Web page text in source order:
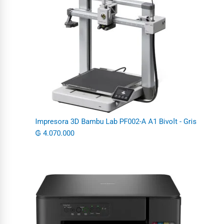
Impresora 3D Bambu Lab PF002-A A1 Bivolt - Gris
₲ 4.070.000